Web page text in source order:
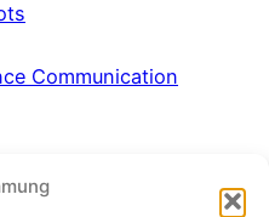
Communication